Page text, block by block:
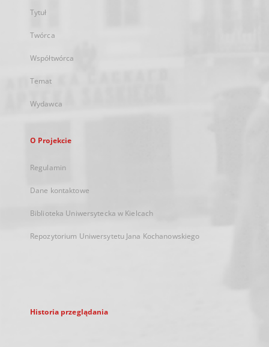
Tytuł
Twórca
Współtwórca
Temat
Wydawca
O Projekcie
Regulamin
Dane kontaktowe
Biblioteka Uniwersytecka w Kielcach
Repozytorium Uniwersytetu Jana Kochanowskiego
Historia przeglądania